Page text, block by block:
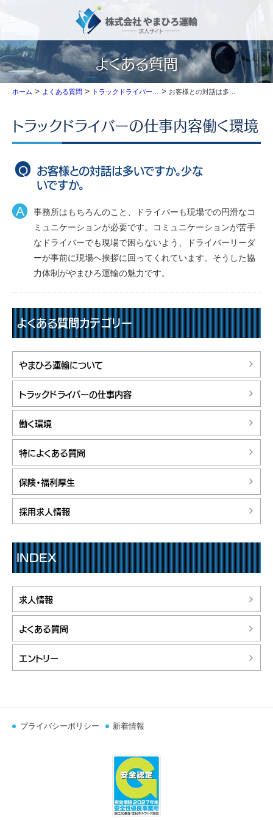
よくある質問
ホーム > よくある質問 > >
トラックドライバーの仕事内容働く環境
お客様との対話は多いですか。少な
いですか。
事務所はもちろんのこと、ドライバーも現場での円滑なコ
ミュニケーションが必要です。コミュニケーションが苦手
なドライバーでも現場で困らないよう、ドライバーリーダ
ーが事前に現場へ挨拶に回ってくれています。そうした協
力体制がやまひろ運輸の魅力です。
よくある質問カテゴリー
やまひろ運輸について
トラックドライバーの仕事内容
働く環境
特によくある質問
保険・福利厚生
採用求人情報
INDEX
求人情報
よくある質問
エントリー
プライバシーポリシー 新着情報